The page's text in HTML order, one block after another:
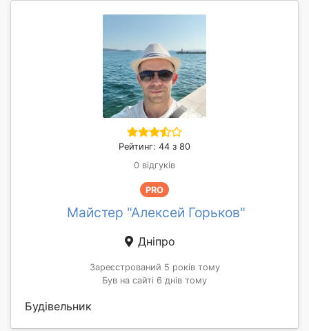
Рейтинг: 44 з 80
0 відгуків
PRO
Майстер "Алексей Горьков"
Дніпро
Зареєстрований 5 років тому
Був на сайті 6 днів тому
Будівельник